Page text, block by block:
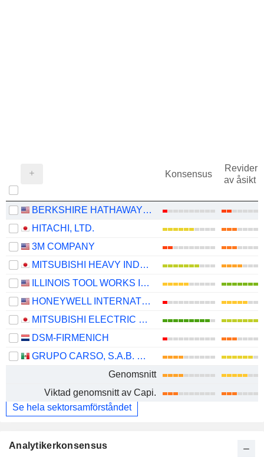
Konsensus
av åsikt
BERKSHIRE HATHAWAY INC.
HITACHI, LTD.
3M COMPANY
MITSUBISHI HEAVY INDUSTRIES, LTD.
ILLINOIS TOOL WORKS INC.
HONEYWELL INTERNATIONAL INC.
MITSUBISHI ELECTRIC CORPORATION
DSM-FIRMENICH
GRUPO CARSO, S.A.B. DE C.V.
Genomsnitt
Viktad genomsnitt av Capi.
Se hela sektorsamförståndet
Analytikerkonsensus